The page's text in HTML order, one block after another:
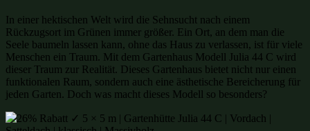
In einer hektischen Welt wird die Sehnsucht nach einem
Rückzugsort im Grünen immer größer. Ein Ort, an dem man die
Seele baumeln lassen kann, ohne das Haus zu verlassen, ist für viele
Menschen ein Traum. Mit dem Gartenhaus Modell Julia 44 C wird
dieser Traum zur Realität. Dieses Gartenhaus bietet nicht nur einen
funktionalen Raum, sondern auch eine ästhetische Bereicherung für
jeden Garten. Doch was macht dieses Modell so besonders?